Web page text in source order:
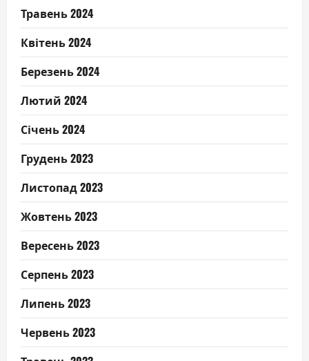
Травень 2024
Квітень 2024
Березень 2024
Лютий 2024
Січень 2024
Грудень 2023
Листопад 2023
Жовтень 2023
Вересень 2023
Серпень 2023
Липень 2023
Червень 2023